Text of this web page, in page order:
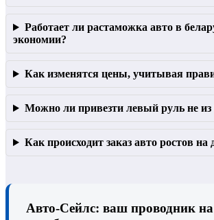
Работает ли растаможка авто в
экономии?
Как изменятся цены, учитывая
Можно ли привезти левый руль не из
Как происходит заказ авто ростов на
Авто-Сейлс: ваш проводник